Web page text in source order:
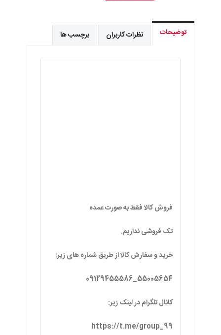
توضیحات نظرات کاربران برچسب ها
فروش کالا فقط به صورت عمده
تک فروشی نداریم.
خرید و سفارش کالا از طریق شماره های زیر:
55005654_09129455586
کانال تلگرام در لینک زیر:
https://t.me/group_99